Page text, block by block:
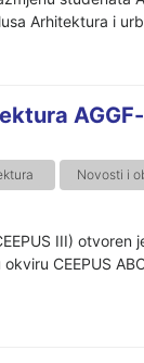
Arhitektura i
Novosti i
III) otvoren
CEEPUS